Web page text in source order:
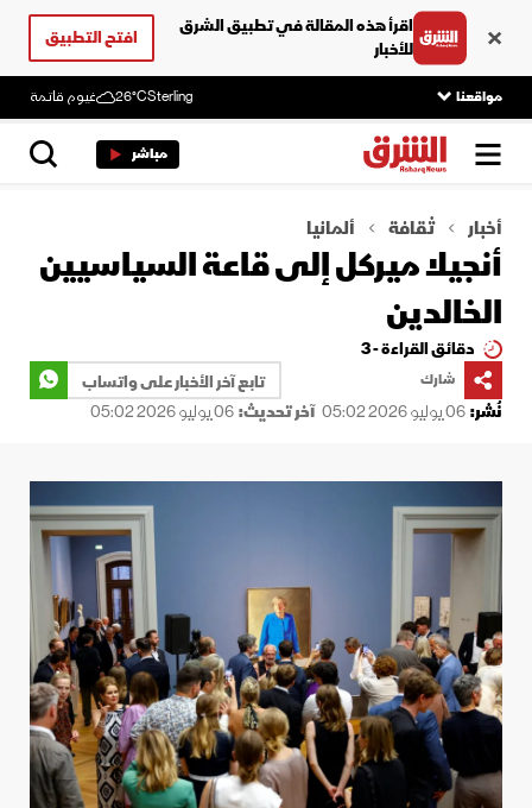
اقرأ هذه المقالة في تطبيق الشرق
للأخبار
افتح التطبيق
مواقعنا Sterling
26°C غيوم قاتمة
مباشر
أخبار ثقافة ألمانيا
أنجيلا ميركل إلى قاعة السياسيين
الخالدين
دقائق القراءة - 3
شارك
تابع آخر الأخبار على واتساب
نُشر:06 يوليو 2026 05:02 آخر تحديث:06 يوليو 2026 05:02